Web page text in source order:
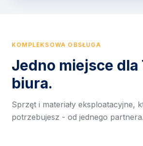
KOMPLEKSOWA OBSŁUGA
Jedno miejsce dla
biura.
Sprzęt i materiały eksploatacyjne,
potrzebujesz - od jednego partnera.